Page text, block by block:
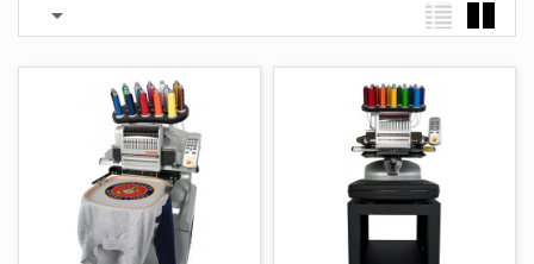
